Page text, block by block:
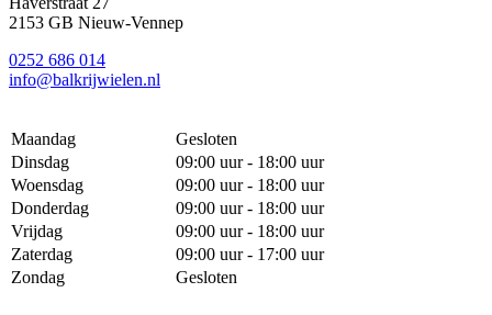
2153 GB Nieuw-Vennep
0252 686 014
info@balkrijwielen.nl
Maandag
Gesloten
Dinsdag
09:00 uur - 18:00 uur
Woensdag
09:00 uur - 18:00 uur
Donderdag
09:00 uur - 18:00 uur
Vrijdag
09:00 uur - 18:00 uur
Zaterdag
09:00 uur - 17:00 uur
Zondag
Gesloten